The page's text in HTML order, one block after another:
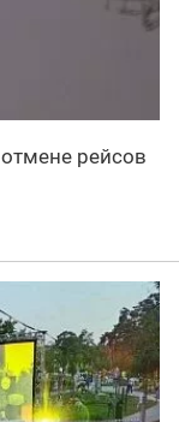
рейсов